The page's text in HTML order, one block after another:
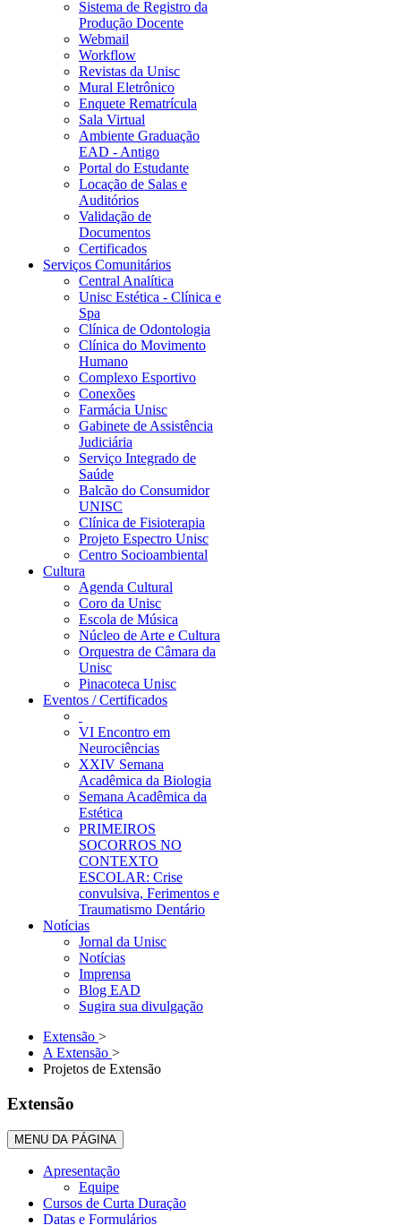
Sistema de Registro da
Produção Docente
Webmail
Workflow
Revistas da Unisc
Mural Eletrônico
Enquete Rematrícula
Sala Virtual
Ambiente Graduação
EAD - Antigo
Portal do Estudante
Locação de Salas e
Auditórios
Validação de
Documentos
Certificados
Serviços Comunitários
Central Analítica
Unisc Estética - Clínica e
Spa
Clínica de Odontologia
Clínica do Movimento
Humano
Complexo Esportivo
Conexões
Farmácia Unisc
Gabinete de Assistência
Judiciária
Serviço Integrado de
Saúde
Balcão do Consumidor
UNISC
Clínica de Fisioterapia
Projeto Espectro Unisc
Centro Socioambiental
Cultura
Agenda Cultural
Coro da Unisc
Escola de Música
Núcleo de Arte e Cultura
Orquestra de Câmara da
Unisc
Pinacoteca Unisc
Eventos / Certificados
VI Encontro em
Neurociências
XXIV Semana
Acadêmica da Biologia
Semana Acadêmica da
Estética
PRIMEIROS
SOCORROS NO
CONTEXTO
ESCOLAR: Crise
convulsiva, Ferimentos e
Traumatismo Dentário
Notícias
Jornal da Unisc
Notícias
Imprensa
Blog EAD
Sugira sua divulgação
Extensão >
A Extensão >
Projetos de Extensão
Extensão
MENU DA PÁGINA
Apresentação
Equipe
Cursos de Curta Duração
Datas e Formulários